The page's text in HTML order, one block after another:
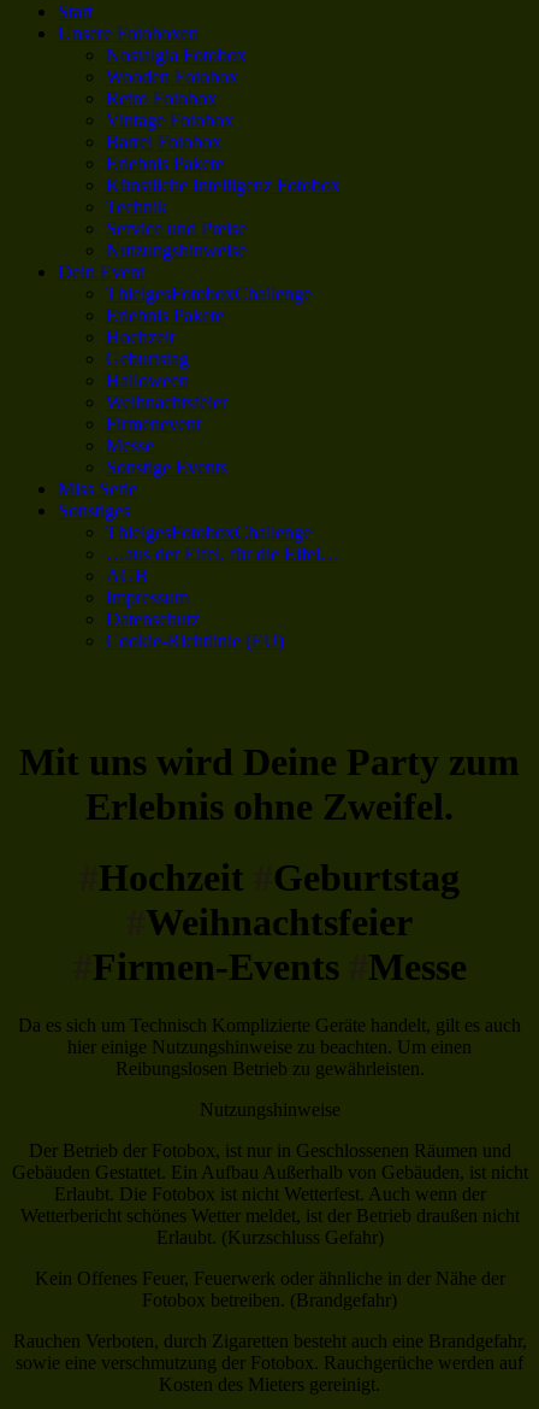
Start
Unsere Fotoboxen
Nostalgia Fotobox
Wooden Fotobox
Retro Fotobox
Vintage Fotobox
Barrel Fotobox
Erlebnis Pakete
Künstliche Intelligenz Fotobox
Technik
Service und Preise
Nutzungshinweise
Dein Event
ThielgesFotoboxChallenge
Erlebnis Pakete
Hochzeit
Geburtstag
Halloween
Weihnachtsfeier
Firmenevent
Messe
Sonstige Events
Miss Serie
Sonstiges
ThielgesFotoboxChallenge
…aus der Eifel, für die Eifel…
AGB
Impressum
Datenschutz
Cookie-Richtlinie (EU)
Mit uns wird Deine Party zum
Erlebnis ohne Zweifel.
Hochzeit
Geburtstag
Weihnachtsfeier
Firmen-Events Messe
Da es sich um Technisch Komplizierte Geräte handelt, gilt es auch
hier einige Nutzungshinweise zu beachten. Um einen
Reibungslosen Betrieb zu gewährleisten.
Nutzungshinweise
Der Betrieb der Fotobox, ist nur in Geschlossenen Räumen und
Gebäuden Gestattet. Ein Aufbau Außerhalb von Gebäuden, ist nicht
Erlaubt. Die Fotobox ist nicht Wetterfest. Auch wenn der
Wetterbericht schönes Wetter meldet, ist der Betrieb draußen nicht
Erlaubt. (Kurzschluss Gefahr)
Kein Offenes Feuer, Feuerwerk oder ähnliche in der Nähe der
Fotobox betreiben. (Brandgefahr)
Rauchen Verboten, durch Zigaretten besteht auch eine Brandgefahr,
sowie eine verschmutzung der Fotobox. Rauchgerüche werden auf
Kosten des Mieters gereinigt.